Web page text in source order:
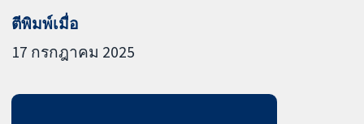
ตีพิมพ์เมื่อ
17 กรกฎาคม 2025